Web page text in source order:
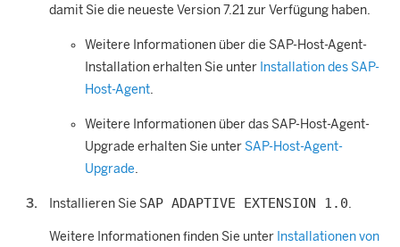
damit Sie die neueste Version 7.21 zur Verfügung haben.
Weitere Informationen über die SAP-Host-Agent-
Installation erhalten Sie unter Installation des SAP-
Host-Agent.
Weitere Informationen über das SAP-Host-Agent-
Upgrade erhalten Sie unter SAP-Host-Agent-
Upgrade.
Installieren Sie SAP ADAPTIVE EXTENSION 1.0.
Weitere Informationen finden Sie unter Installationen von